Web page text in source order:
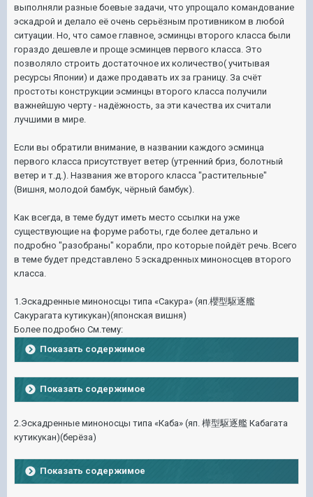
выполняли разные боевые задачи, что упрощало командование
эскадрой и делало её очень серьёзным противником в любой
ситуации. Но, что самое главное, эсминцы второго класса были
гораздо дешевле и проще эсминцев первого класса. Это
позволяло строить достаточное их количество( учитывая
ресурсы Японии) и даже продавать их за границу. За счёт
простоты конструкции эсминцы второго класса получили
важнейшую черту - надёжность, за эти качества их считали
лучшими в мире.
Если вы обратили внимание, в названии каждого эсминца
первого класса присутствует ветер (утренний бриз, болотный
ветер и т.д.). Названия же второго класса "растительные"
(Вишня, молодой бамбук, чёрный бамбук).
Как всегда, в теме будут иметь место ссылки на уже
существующие на форуме работы, где более детально и
подробно "разобраны" корабли, про которые пойдёт речь. Всего
в теме будет представлено 5 эскадренных миноносцев второго
класса.
1.Эскадренные миноносцы типа «Сакура» (яп.櫻型駆逐艦
Сакурагата кутикукан)(японская вишня)
Более подробно См.тему:
Показать содержимое
Показать содержимое
2.Эскадренные миноносцы типа «Каба» (яп. 樺型駆逐艦 Кабагата
кутикукан)(берёза)
Показать содержимое